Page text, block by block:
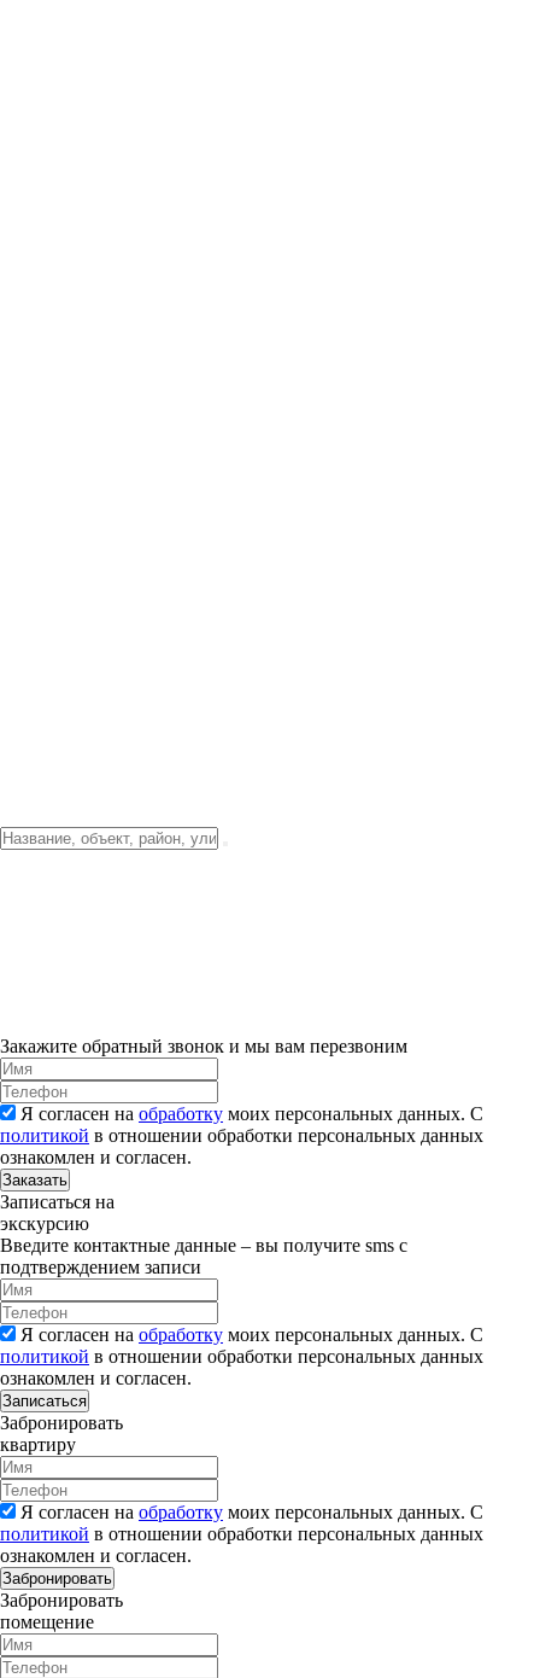
Закажите обратный звонок и мы вам перезвоним
Я согласен на обработку моих персональных данных. С
политикой в отношении обработки персональных данных
ознакомлен и согласен.
Заказать
Записаться на
экскурсию
Введите контактные данные – вы получите sms с
подтверждением записи
Я согласен на обработку моих персональных данных. С
политикой в отношении обработки персональных данных
ознакомлен и согласен.
Записаться
Забронировать
квартиру
Я согласен на обработку моих персональных данных. С
политикой в отношении обработки персональных данных
ознакомлен и согласен.
Забронировать
Забронировать
помещение